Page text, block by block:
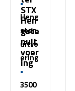
STX
Hen
gste
nuit
voer
ing
Heng
sten
uitvo
ering
3500